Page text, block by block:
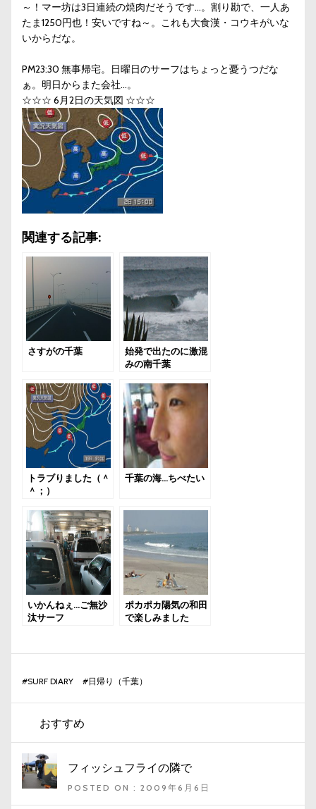
～！マー坊は3日連続の焼肉だそうです…。割り勘で、一人あ
たま1250円也！安いですね～。これも大食漢・コウキがいな
いからだな。
PM23:30 無事帰宅。日曜日のサーフはちょっと憂うつだな
ぁ。明日からまた会社…。
☆☆☆ 6月2日の天気図 ☆☆☆
関連する記事:
さすがの千葉
始発で出たのに激混
みの南千葉
トラブりました（＾
＾；）
千葉の海…ちべたい
いかんねぇ…ご無沙
汰サーフ
ポカポカ陽気の和田
で楽しみました
#SURF DIARY #日帰り（千葉）
おすすめ
フィッシュフライの隣で
POSTED ON : 2009年6月6日